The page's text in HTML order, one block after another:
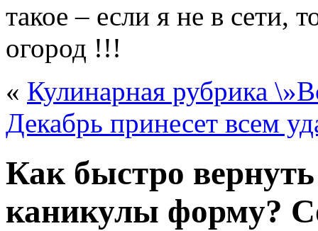
такое – если я не в сети,
огород !!!
« Кулинарная рубрика
Декабрь принесет всем
Как быстро
каникулы форму?